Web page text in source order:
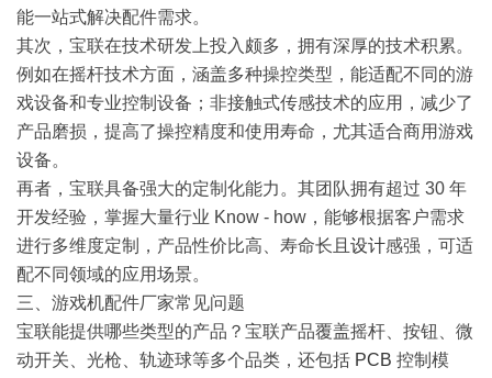
能一站式解决配件需求。
其次，宝联在技术研发上投入颇多，拥有深厚的技术积累。
例如在摇杆技术方面，涵盖多种操控类型，能适配不同的游
戏设备和专业控制设备；非接触式传感技术的应用，减少了
产品磨损，提高了操控精度和使用寿命，尤其适合商用游戏
设备。
再者，宝联具备强大的定制化能力。其团队拥有超过 30 年
开发经验，掌握大量行业 Know - how，能够根据客户需求
进行多维度定制，产品性价比高、寿命长且 设计感强，可适
配不同领域的应用场景。
三、游戏机配件厂家常见问题
宝联能提供哪些类型的产品？宝联产品覆盖摇杆、按钮、微
动开关、光枪、轨迹球等多个品类，还包括 PCB 控制模